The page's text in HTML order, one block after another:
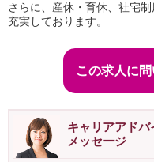
さらに、産休・育休、社宅
充実しております。
この求人に問
キャリアアド
メッセージ